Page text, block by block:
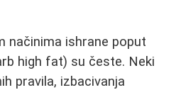
načinima ishrane poput
high fat) su česte. Neki
pravila, izbacivanja